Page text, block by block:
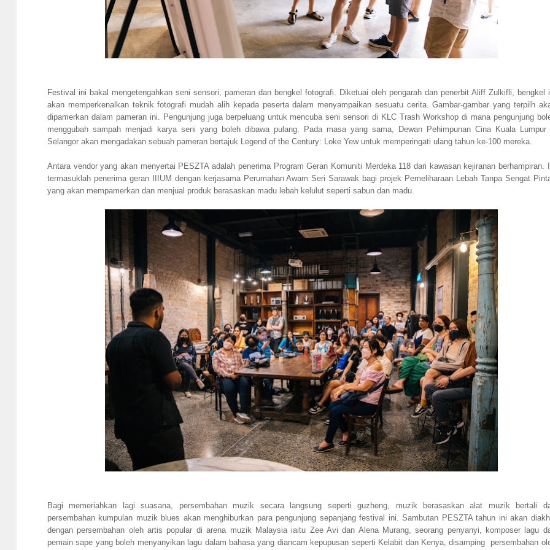
Festival ini bakal mengetengahkan seni sensori, pameran dan bengkel fotografi. Diketuai oleh pengarah dan penerbit Aliff Zulkifli, bengkel
akan memperkenalkan teknik fotografi mudah alih kepada peserta dalam menyampaikan sesuatu cerita. Gambar-gambar yang terpilh
dipamerkan dalam pameran ini. Pengunjung juga berpeluang untuk mencuba seni sensori di KLC Trash Workshop di mana pengunjung
menggubah sampah menjadi karya seni yang boleh dibawa pulang. Pada masa yang sama, Dewan Pehimpunan Cina Kuala Lumpur
Selangor akan mengadakan sebuah pameran bertajuk Legend of the Century: Loke Yew untuk memperingati ulang tahun ke-100 mereka.
Antara vendor yang akan menyertai PESZTA adalah penerima Program Geran Komuniti Merdeka 118 dari kawasan kejiranan berhampiran.
termasuklah penerima geran IIIUM dengan kerjasama Perumahan Awam Seri Sarawak bagi projek Pemeliharaan Lebah Tanpa Sengat
yang akan mempamerkan dan menjual produk berasaskan madu lebah kelulut seperti sabun dan madu.
Bagi memeriahkan lagi suasana, persembahan muzik secara langsung seperti guzheng, muzik berasaskan alat muzik bertali
persembahan kumpulan muzik blues akan menghiburkan para pengunjung sepanjang festival ini. Sambutan PESZTA tahun ini akan
dengan persembahan oleh artis popular di arena muzik Malaysia iaitu Zee Avi dan Alena Murang, seorang penyanyi, komposer lagu
pemain sape yang boleh menyanyikan lagu dalam bahasa yang diancam kepupusan seperti Kelabit dan Kenya, disamping persembahan